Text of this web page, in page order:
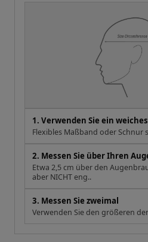
1. Verwenden Sie ein
Flexibles Maßband oder Schnur
2. Messen Sie über Ihren
Etwa 2,5 cm über den
aber NICHT eng..
3. Messen Sie zweimal
Verwenden Sie den größeren